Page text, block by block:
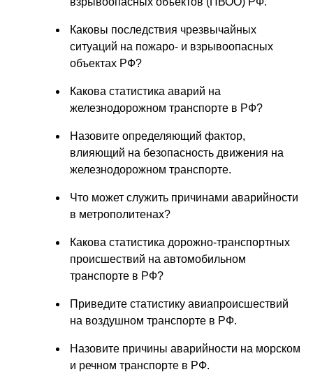
Каковы последствия чрезвычайных
ситуаций на пожаро- и взрывоопасных
объектах РФ?
Какова статистика аварий на
железнодорожном транспорте в РФ?
Назовите определяющий фактор,
влияющий на безопасность движения на
железнодорожном транспорте.
Что может служить причинами аварийности
в метрополитенах?
Какова статистика дорожно-транспортных
происшествий на автомобильном
транспорте в РФ?
Приведите статистику авиапроисшествий
на воздушном транспорте в РФ.
Назовите причины аварийности на морском
и речном транспорте в РФ.